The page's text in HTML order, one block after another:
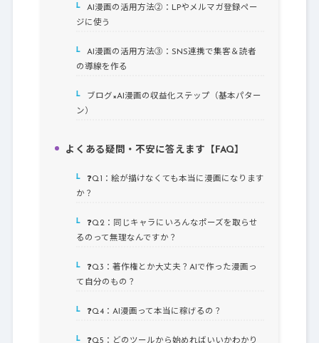
6-2.AI漫画の活用方法②：LPやメルマガ登録ペー
ジに使う
6-3.AI漫画の活用方法③：SNS連携で集客＆読者
の導線を作る
6-4.ブログ×AI漫画の収益化ステップ（基本パター
ン）
よくある疑問・不安に答えます【FAQ】
7-1.❓Q1：絵が描けなくても本当に漫画になります
か？
7-2.❓Q2：同じキャラにいろんなポーズを取らせ
るのって無理なんですか？
7-3.❓Q3：著作権とか大丈夫？AIで作った漫画っ
て自分のもの？
7-4.❓Q4：AI漫画って本当に稼げるの？
7-5.❓Q5：どのツールから始めればいいかわかり